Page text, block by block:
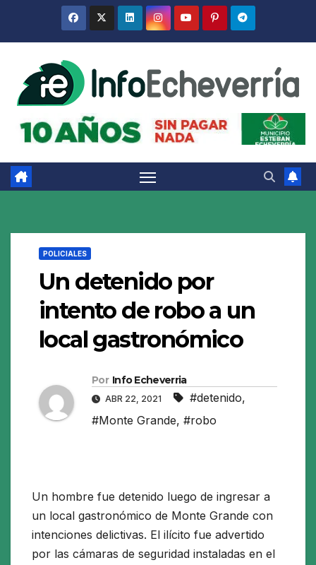
POLICIALES
Un detenido por
intento de robo a un
local gastronómico
Por Info Echeverria
ABR 22, 2021 #detenido,
#Monte Grande, #robo
Un hombre fue detenido luego de ingresar a
un local gastronómico de Monte Grande con
intenciones delictivas. El ilícito fue advertido
por las cámaras de seguridad instaladas en el